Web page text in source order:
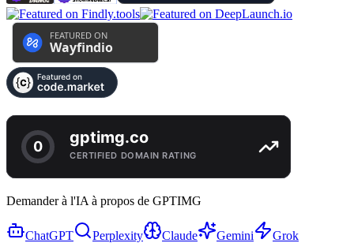
Demander à l'IA à propos de GPTIMG
ChatGPT Perplexity Claude Gemini
Grok